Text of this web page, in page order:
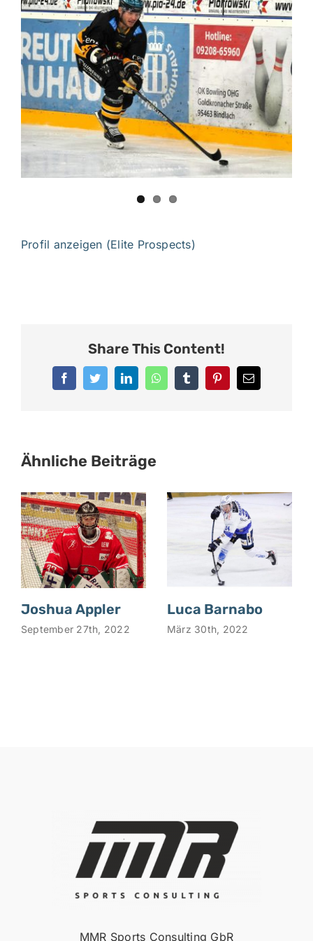
IMPRESSUM
English
Profil anzeigen (Elite Prospects)
Share This Content!
FacebookTwitterLinkedInWhatsAppTumblrPinterest
E-
Mail
Ähnliche Beiträge
Joshua Appler
September 27th, 2022
Luca Barnabo
März 30th, 2022
MMR Sports Consulting GbR